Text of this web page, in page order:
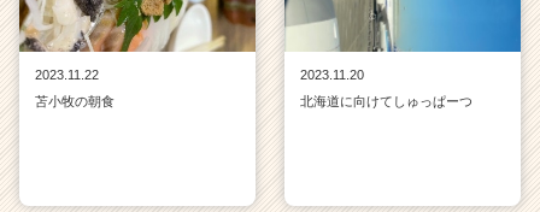
r）
2023.11.22
苫小牧の朝食
2023.11.20
北海道に向けてしゅっぱーつ